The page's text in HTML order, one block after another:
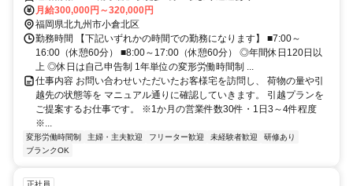
月給300,000円～320,000円
福岡県北九州市小倉北区
勤務時間 【下記いずれかの時間での勤務になります】 ■7:00～
16:00（休憩60分） ■8:00～17:00（休憩60分） ◎年間休日120日以
上 ◎休日は自己申告制 1年単位の変形労働時間制 ...
仕事内容 お問い合わせいただいたお客様宅を訪問し、 荷物の量や引
越先の状態等を マニュアル通りに確認していきます。 引越プランを
ご提案するお仕事です。 ※1か月の営業件数30件・1日3～4件程度
※...
変形労働時間制 主婦・主夫歓迎 フリーター歓迎 未経験者歓迎
研修あり
ブランクOK